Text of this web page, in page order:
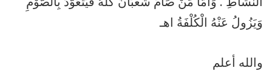
وَيَزُولُ عَنْهُ الْكُلْفَةُ اهـ
والله أعلم